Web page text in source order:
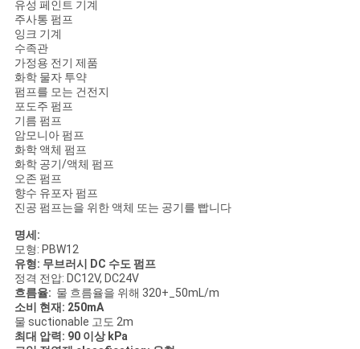
유성 페인트 기계
주사통 펌프
잉크 기계
수족관
가정용 전기 제품
화학 물자 투약
펌프를 모는 건전지
포도주 펌프
기름 펌프
암모니아 펌프
화학 액체 펌프
화학 공기/액체 펌프
오존 펌프
향수 유포자 펌프
진공 펌프는을 위한 액체 또는 공기를 빱니다
명세:
모형: PBW12
유형: 무브러시 DC 수도 펌프
정격 전압: DC12V, DC24V
흐름율: 물 흐름율을 위해 320+_50mL/m
소비 현재: 250mA
물 suctionable 고도 2m
최대 압력: 90 이상 kPa